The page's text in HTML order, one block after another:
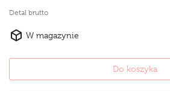
Detal brutto
W magazynie
Do koszyka